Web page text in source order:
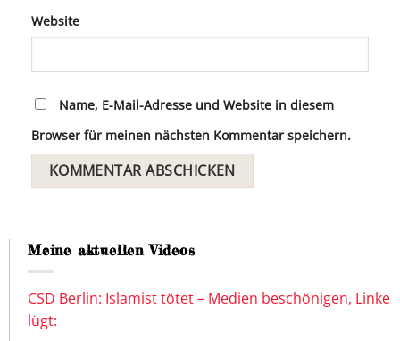
Website
Name, E-Mail-Adresse und Website in diesem
Browser für meinen nächsten Kommentar speichern.
Meine aktuellen Videos
CSD Berlin: Islamist tötet – Medien beschönigen, Linke
lügt: